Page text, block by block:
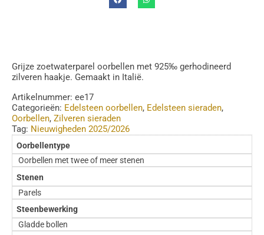
Grijze zoetwaterparel oorbellen met 925‰ gerhodineerd
zilveren haakje. Gemaakt in Italië.
Artikelnummer: ee17
Categorieën: Edelsteen oorbellen, Edelsteen sieraden,
Oorbellen, Zilveren sieraden
Tag: Nieuwigheden 2025/2026
Oorbellentype
Oorbellen met twee of meer stenen
Stenen
Parels
Steenbewerking
Gladde bollen